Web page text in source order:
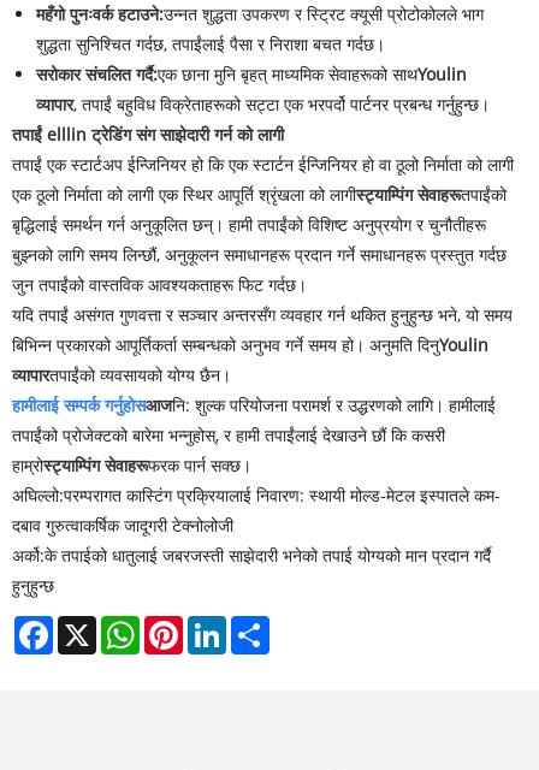
महँगो पुनःवर्क हटाउने:उन्नत शुद्धता उपकरण र स्ट्रिट क्यूसी प्रोटोकोलले भाग
शुद्धता सुनिश्चित गर्दछ, तपाईंलाई पैसा र निराशा बचत गर्दछ।
सरोकार संचलित गर्दै:एक छाना मुनि बृहत् माध्यमिक सेवाहरूको साथYoulin
व्यापार, तपाईं बहुविध विक्रेताहरूको सट्टा एक भरपर्दो पार्टनर प्रबन्ध गर्नुहुन्छ।
तपाईं elllin ट्रेडिंग संग साझेदारी गर्न को लागी
तपाईं एक स्टार्टअप ईन्जिनियर हो कि एक स्टार्टन ईन्जिनियर हो वा ठूलो निर्माता को लागी
एक ठूलो निर्माता को लागी एक स्थिर आपूर्ति श्रृंखला को लागीस्ट्याम्पिंग सेवाहरूतपाईंको
बृद्धिलाई समर्थन गर्न अनुकूलित छन्। हामी तपाईंको विशिष्ट अनुप्रयोग र चुनौतीहरू
बुझ्नको लागि समय लिन्छौं, अनुकूलन समाधानहरू प्रदान गर्ने समाधानहरू प्रस्तुत गर्दछ
जुन तपाईंको वास्तविक आवश्यकताहरू फिट गर्दछ।
यदि तपाईं असंगत गुणवत्ता र सञ्चार अन्तरसँग व्यवहार गर्न थकित हुनुहुन्छ भने, यो समय
बिभिन्न प्रकारको आपूर्तिकर्ता सम्बन्धको अनुभव गर्ने समय हो। अनुमति दिनुYoulin
व्यापारतपाईंको व्यवसायको योग्य छैन।
हामीलाई सम्पर्क गर्नुहोसआजनि: शुल्क परियोजना परामर्श र उद्धरणको लागि। हामीलाई
तपाईंको प्रोजेक्टको बारेमा भन्नुहोस्, र हामी तपाईंलाई देखाउने छौं कि कसरी
हाम्रोस्ट्याम्पिंग सेवाहरूफरक पार्न सक्छ।
अघिल्लो:परम्परागत कास्टिंग प्रक्रियालाई निवारण: स्थायी मोल्ड-मेटल इस्पातले कम-
दबाव गुरुत्वाकर्षिक जादूगरी टेक्नोलोजी
अर्को:के तपाईको धातुलाई जबरजस्ती साझेदारी भनेको तपाई योग्यको मान प्रदान गर्दै
हुनुहुन्छ
Facebook
X WhatsAppPinterestLinkedIn